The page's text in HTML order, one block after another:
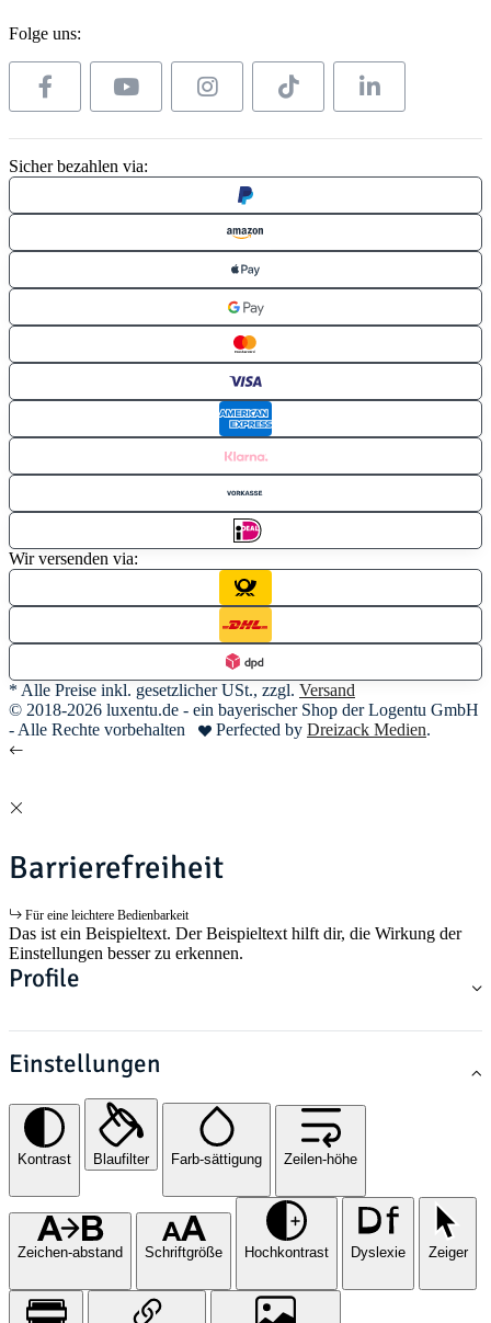
Folge uns:
Sicher bezahlen via:
Wir versenden via:
* Alle Preise inkl. gesetzlicher USt., zzgl. Versand
© 2018-2026 luxentu.de - ein bayerischer Shop der Logentu GmbH
- Alle Rechte vorbehalten
Perfected by Dreizack Medien.
Barrierefreiheit
Für eine leichtere Bedienbarkeit
Das ist ein Beispieltext. Der Beispieltext hilft dir, die Wirkung der
Einstellungen besser zu erkennen.
Profile
Einstellungen
Kontrast Blaufilter Farb-sättigung Zeilen-höhe
Zeichen-abstand Schriftgröße Hochkontrast Dyslexie Zeiger